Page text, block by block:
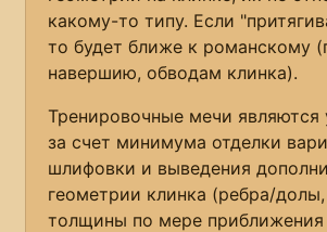
какому-то типу. Если
то будет ближе к романскому
навершию, обводам клинка).
Тренировочные мечи
за счет минимума отделки
шлифовки и выведения
геометрии клинка (ребра/
толщины по мере